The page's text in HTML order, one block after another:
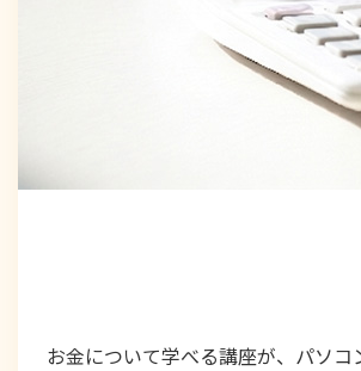
お金について学べる講座が、パソ